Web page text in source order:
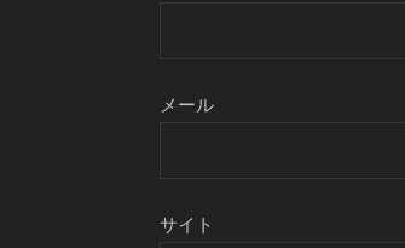
メール
サイト